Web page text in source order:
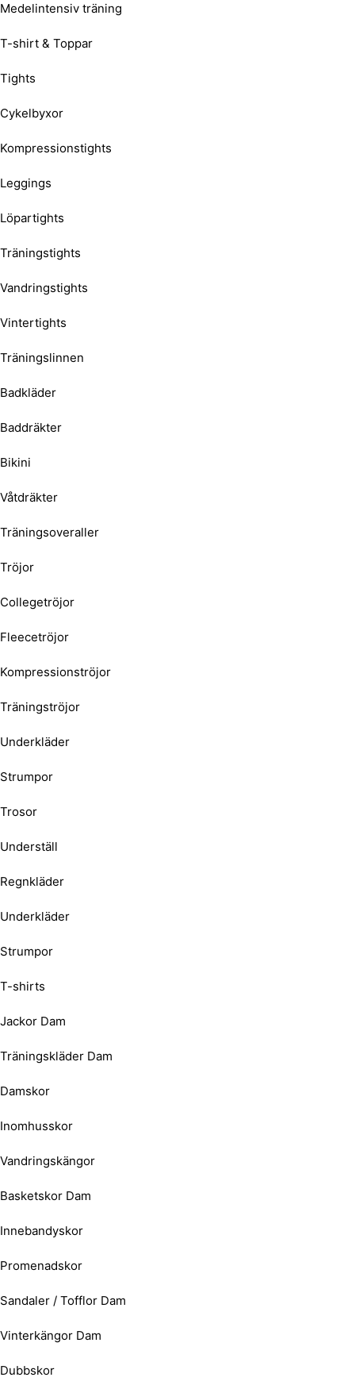
Medelintensiv träning
T-shirt & Toppar
Tights
Cykelbyxor
Kompressionstights
Leggings
Löpartights
Träningstights
Vandringstights
Vintertights
Träningslinnen
Badkläder
Baddräkter
Bikini
Våtdräkter
Träningsoveraller
Tröjor
Collegetröjor
Fleecetröjor
Kompressionströjor
Träningströjor
Underkläder
Strumpor
Trosor
Underställ
Regnkläder
Underkläder
Strumpor
T-shirts
Jackor Dam
Träningskläder Dam
Damskor
Inomhusskor
Vandringskängor
Basketskor Dam
Innebandyskor
Promenadskor
Sandaler / Tofflor Dam
Vinterkängor Dam
Dubbskor